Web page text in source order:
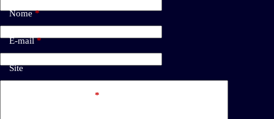
Nome*
E-mail*
Site
*